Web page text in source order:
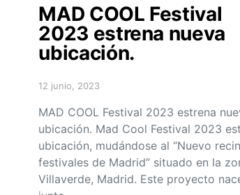
MAD COOL Festival
2023 estrena nueva
ubicación.
Posted on
12 junio, 2023
MAD COOL Festival 2023 estrena
ubicación. Mad Cool Festival 2023
ubicación, mudándose al “Nuevo
festivales de Madrid” situado en la
Villaverde, Madrid. Este proyecto